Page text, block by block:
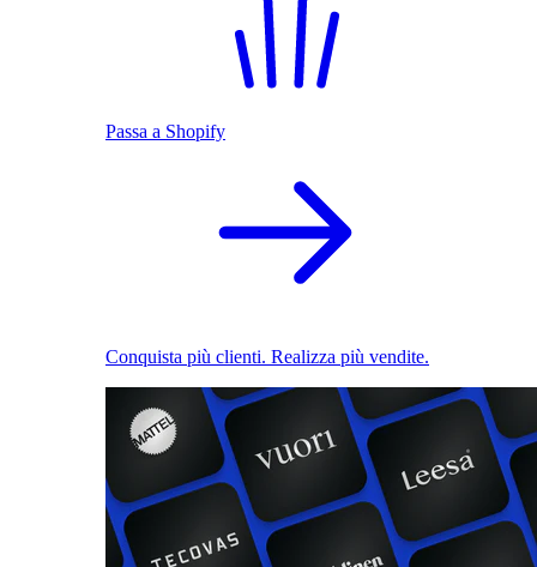
Passa a Shopify
Conquista più clienti. Realizza più vendite.